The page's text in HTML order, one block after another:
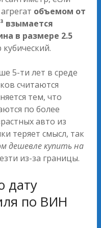
объемом от
³ взымается
в размере 2.5
5-ти лет в среде
считаются
тем, что
по более
авто из
теряет смысл, так
дешевле купить на
из-за границы.
дату
по ВИН